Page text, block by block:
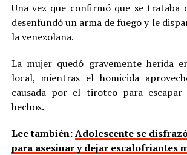
Una vez que confirmó que se trataba
desenfundó un arma de fuego y le
la venezolana.
La mujer quedó gravemente herida
local, mientras el homicida
causada por el tiroteo para
hechos.
Lee también:Adolescente se
para asesinar y dejar escalofriantes